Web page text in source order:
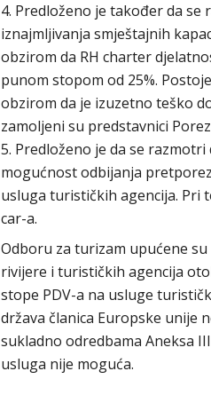
4. Predloženo je također da
iznajmljivanja smještajnih
obzirom da RH charter
punom stopom od 25%.
obzirom da je izuzetno teško
zamoljeni su predstavnici
5. Predloženo je da se
mogućnost odbijanja
usluga turističkih agencija. Pri
car-a.
Odboru za turizam upućene
rivijere i turističkih agencija
stope PDV-a na usluge
država članica Europske unije
sukladno odredbama Aneksa
usluga nije moguća.